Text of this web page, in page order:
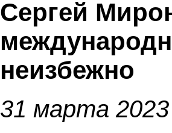
Сергей
неизбежно
31 марта 2023